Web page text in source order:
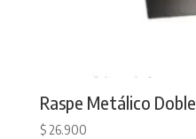
Raspe Metálico Doble
$26.900